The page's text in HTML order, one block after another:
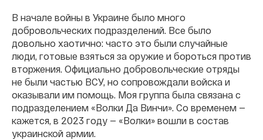
В начале войны в Украине было много
добровольческих подразделений. Все было
довольно хаотично: часто это были случайные
люди, готовые взяться за оружие и бороться против
вторжения. Официально добровольческие отряды
не были частью ВСУ, но сопровождали войска и
оказывали им помощь. Моя группа была связана с
подразделением «Волки Да Винчи». Со временем —
кажется, в 2023 году — «Волки» вошли в состав
украинской армии.